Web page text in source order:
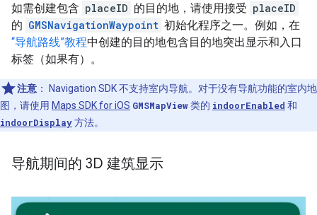
如需创建包含 placeID 的目的地，请使用接受 placeID
的 GMSNavigationWaypoint 初始化程序之一。例如，在
“导航路线”教程中创建的目的地包含目的地突出显示和入口
标签（如果有）。
注意 ： Navigation SDK 不支持室内导航。对于没有导航功能的室内地
图，请使用 Maps SDK for iOS GMSMapView类的 indoorEnabled 和
indoorDisplay方法。
导航期间的 3D 建筑显示